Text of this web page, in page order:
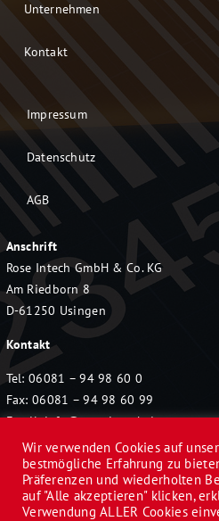
Unternehmen
Kontakt
Impressum
Datenschutz
AGB
Anschrift
Rose Intech GmbH & Co. KG
Am Riedborn 8
D-61250 Usingen
Kontakt
Tel: 06081 – 94 98 60 0
Fax: 06081 – 94 98 60 99
Email:info@rose-intech.de
Wir verwenden Cookies auf
bestmögliche Erfahrung zu
Präferenzen und wiederholten
auf "Alle akzeptieren" klicken,
Verwendung ALLER Cookies